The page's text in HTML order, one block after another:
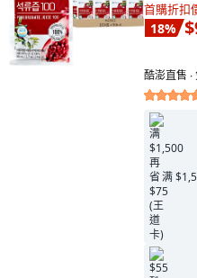
首購折扣
18%
酷澎直售 ∙
满